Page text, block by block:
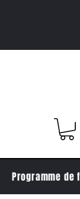
Programme de